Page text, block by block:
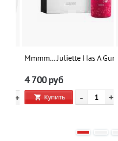
+
Mmmm... Juliette Has A Gun
4 700руб
Купить - +